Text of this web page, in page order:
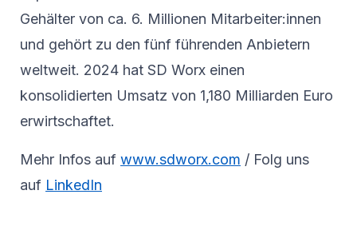
Gehälter von ca. 6. Millionen Mitarbeiter:innen
und gehört zu den fünf führenden Anbietern
weltweit. 2024 hat SD Worx einen
konsolidierten Umsatz von 1,180 Milliarden Euro
erwirtschaftet.
Mehr Infos auf www.sdworx.com / Folg uns
auf LinkedIn